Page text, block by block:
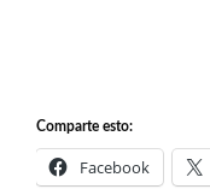
Comparte esto:
Facebook